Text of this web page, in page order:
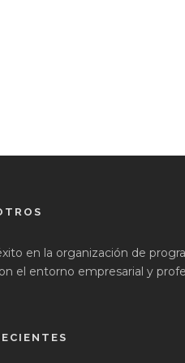
en la organización de
el entorno empresarial y